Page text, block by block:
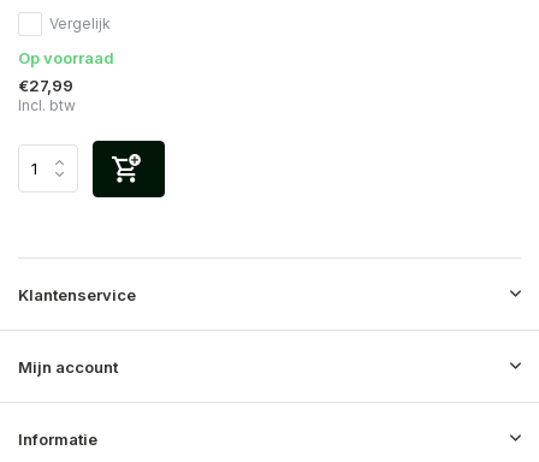
Vergelijk
Op voorraad
€27,99
Incl. btw
Klantenservice
Mijn account
Informatie